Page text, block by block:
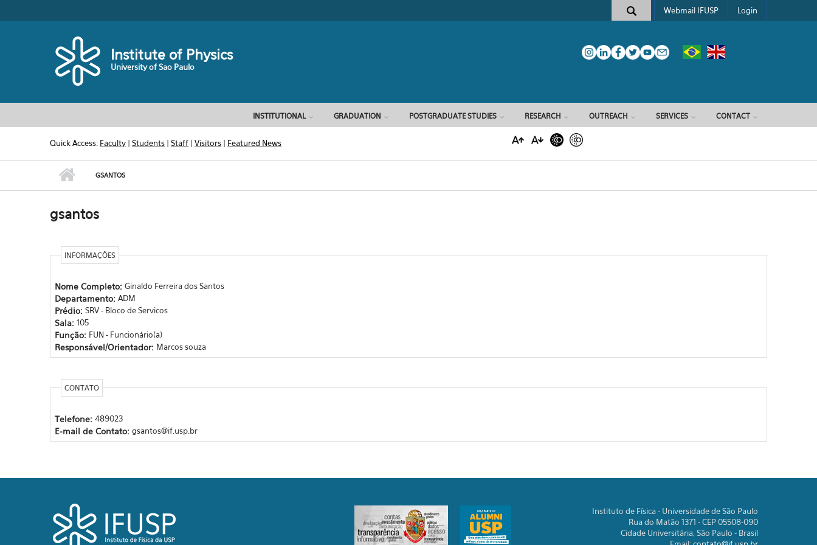
Search form
Webmail IFUSP Login
Institute of Physics
University of Sao Paulo
INSTITUTIONAL GRADUATION POSTGRADUATE STUDIES RESEARCH OUTREACH SERVICES CONTACT
Quick Access: Faculty |Students |Staff |Visitors | Featured News
GSANTOS
gsantos
INFORMAÇÕES
Nome Completo: Ginaldo Ferreira dos Santos
Departamento: ADM
Prédio: SRV - Bloco de Servicos
Sala: 105
Função: FUN - Funcionário(a)
Responsável/Orientador: Marcos souza
CONTATO
Telefone: 489023
E-mail de Contato: gsantos@if.usp.br
Instituto de Física - Universidade de São Paulo
Rua do Matão 1371 - CEP 05508-090
Cidade Universitária, São Paulo - Brasil